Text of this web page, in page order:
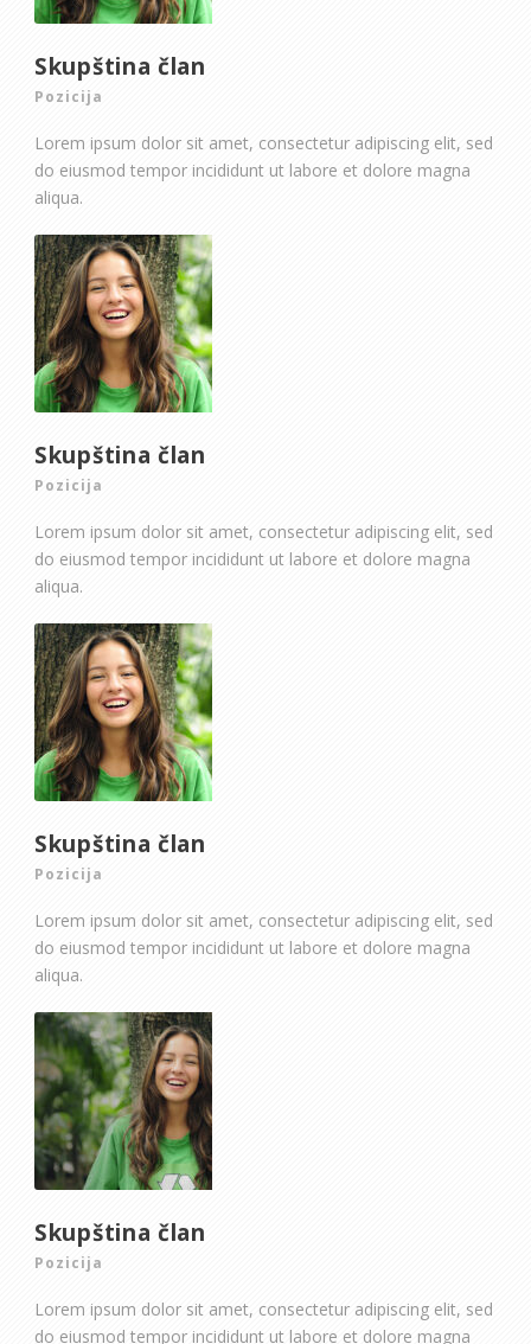
Skupština član
Pozicija
Lorem ipsum dolor sit amet, consectetur adipiscing elit, sed
do eiusmod tempor incididunt ut labore et dolore magna
aliqua.
Skupština član
Pozicija
Lorem ipsum dolor sit amet, consectetur adipiscing elit, sed
do eiusmod tempor incididunt ut labore et dolore magna
aliqua.
Skupština član
Pozicija
Lorem ipsum dolor sit amet, consectetur adipiscing elit, sed
do eiusmod tempor incididunt ut labore et dolore magna
aliqua.
Skupština član
Pozicija
Lorem ipsum dolor sit amet, consectetur adipiscing elit, sed
do eiusmod tempor incididunt ut labore et dolore magna